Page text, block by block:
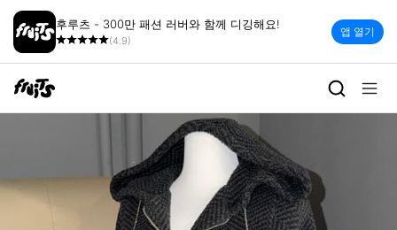
후루츠 - 300만 패션 러버와 함께 디깅해요!
(4.9)
앱 열기